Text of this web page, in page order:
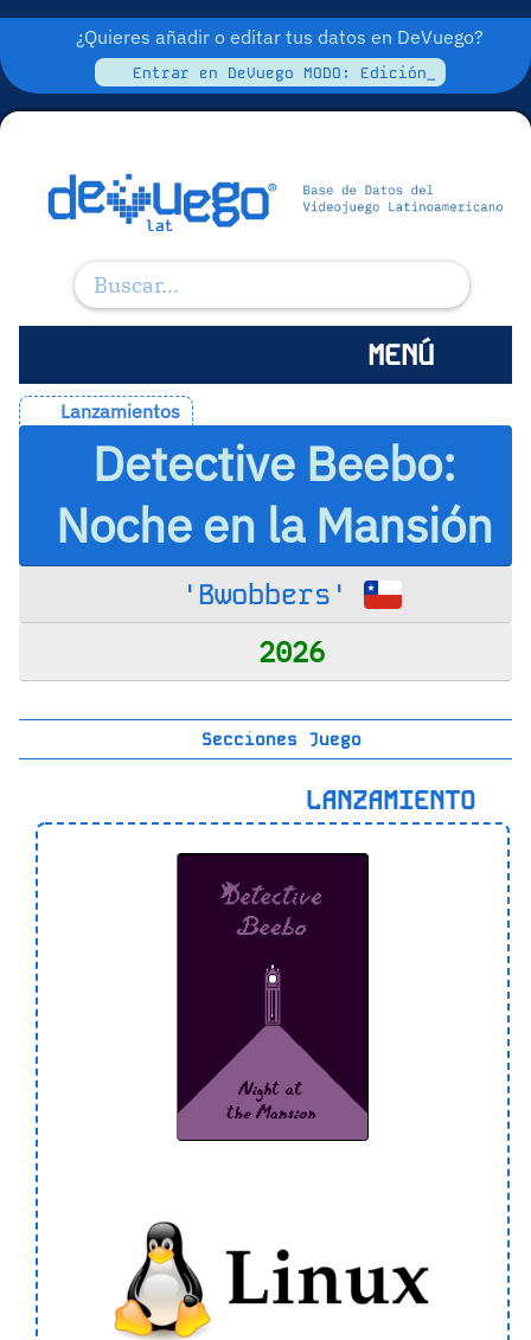
¿Quieres añadir o editar tus datos en DeVuego?
Entrar en DeVuego MODO: Edición_
MENÚ
Lanzamientos
Detective Beebo:
Noche en la Mansión
'Bwobbers'
2026
Secciones Juego
LANZAMIENTO